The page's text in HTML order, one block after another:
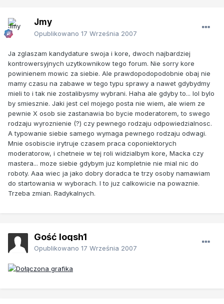
Jmy
Opublikowano 17 Września 2007
Ja zglaszam kandydature swoja i kore, dwoch najbardziej
kontrowersyjnych uzytkownikow tego forum. Nie sorry kore
powinienem mowic za siebie. Ale prawdopodopodobnie obaj nie
mamy czasu na zabawe w tego typu sprawy a nawet gdybydmy
mieli to i tak nie zostalibysmy wybrani. Haha ale gdyby to... lol bylo
by smiesznie. Jaki jest cel mojego posta nie wiem, ale wiem ze
pewnie X osob sie zastanawia bo bycie moderatorem, to swego
rodzaju wyroznienie (?) czy pewnego rodzaju odpowiedzialnosc.
A typowanie siebie samego wymaga pewnego rodzaju odwagi.
Mnie osobiscie irytruje czasem praca coponiektorych
moderatorow, i chetneie w tej roli widzialbym kore, Macka czy
mastera... moze siebie gdybym juz kompletnie nie mial nic do
roboty. Aaa wiec ja jako dobry doradca te trzy osoby namawiam
do startowania w wyborach. I to juz calkowicie na powaznie.
Trzeba zmian. Radykalnych.
Gość loqsh1
Opublikowano 17 Września 2007